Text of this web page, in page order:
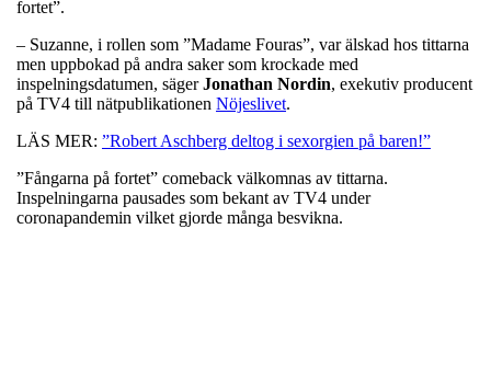
fortet”.
– Suzanne, i rollen som ”Madame Fouras”, var älskad hos tittarna
men uppbokad på andra saker som krockade med
inspelningsdatumen, sägerJonathan Nordin, exekutiv producent
på TV4 till nätpublikationen Nöjeslivet.
LÄS MER: ”Robert Aschberg deltog i sexorgien på baren!”
”Fångarna på fortet” comeback välkomnas av tittarna.
Inspelningarna pausades som bekant av TV4 under
coronapandemin vilket gjorde många besvikna.